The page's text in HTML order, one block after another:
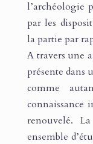
l’archéologie
par les
la partie par
A travers une
présente dans
comme
connaissance
renouvelé.
ensemble